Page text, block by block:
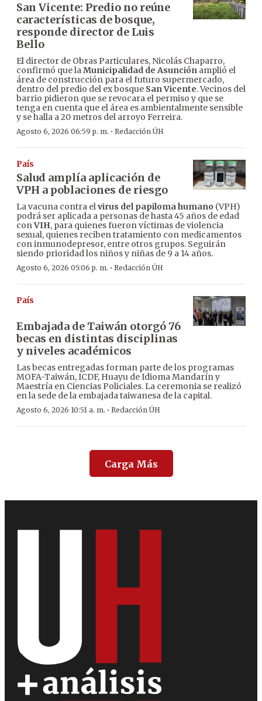
San Vicente: Predio no reúne
características de bosque,
responde director de Luis
Bello
El director de Obras Particulares, Nicolás Chaparro,
confirmó que laMunicipalidad de Asunción amplió el
área de construcción para el futuro supermercado,
dentro del predio del ex bosque San Vicente. Vecinos del
barrio pidieron que se revocara el permiso y que se
tenga en cuenta que el área es ambientalmente sensible
y se halla a 20 metros del arroyo Ferreira.
Agosto 6, 2026 06:59 p. m. · Redacción ÚH
País
Salud amplía aplicación de
VPH a poblaciones de riesgo
La vacuna contra elvirus del papiloma humano (VPH)
podrá ser aplicada a personas de hasta 45 años de edad
conVIH, para quienes fueron víctimas de violencia
sexual, quienes reciben tratamiento con medicamentos
con inmunodepresor, entre otros grupos. Seguirán
siendo prioridad los niños y niñas de 9 a 14 años.
Agosto 6, 2026 05:06 p. m. · Redacción ÚH
País
Embajada de Taiwán otorgó 76
becas en distintas disciplinas
y niveles académicos
Las becas entregadas forman parte de los programas
MOFA-Taiwán, ICDF, Huayu de Idioma Mandarín y
Maestría en Ciencias Policiales. La ceremonia se realizó
en la sede de la embajada taiwanesa de la capital.
Agosto 6, 2026 10:51 a. m. · Redacción ÚH
Carga Más